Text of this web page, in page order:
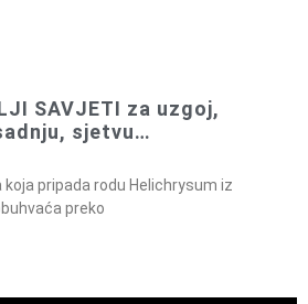
SAVJETI za uzgoj,
sjetvu…
pripada rodu Helichrysum iz
preko